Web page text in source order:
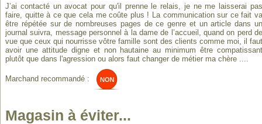
J’ai contacté un avocat pour qu'il prenne le relais, je ne me laisserai pas
faire, quitte à ce que cela me coûte plus ! La communication sur ce fait va
être répétée sur de nombreuses pages de ce genre et un article dans un
journal suivra, message personnel à la dame de l’accueil, quand on perd de
vue que ceux qui nourrisse vôtre famille sont des clients comme moi, il faut
avoir une attitude digne et non hautaine au minimum être compatissant
plutôt que dans l'agression ou alors faut changer de métier ma chère ....
Marchand recommandé :
Magasin à éviter...